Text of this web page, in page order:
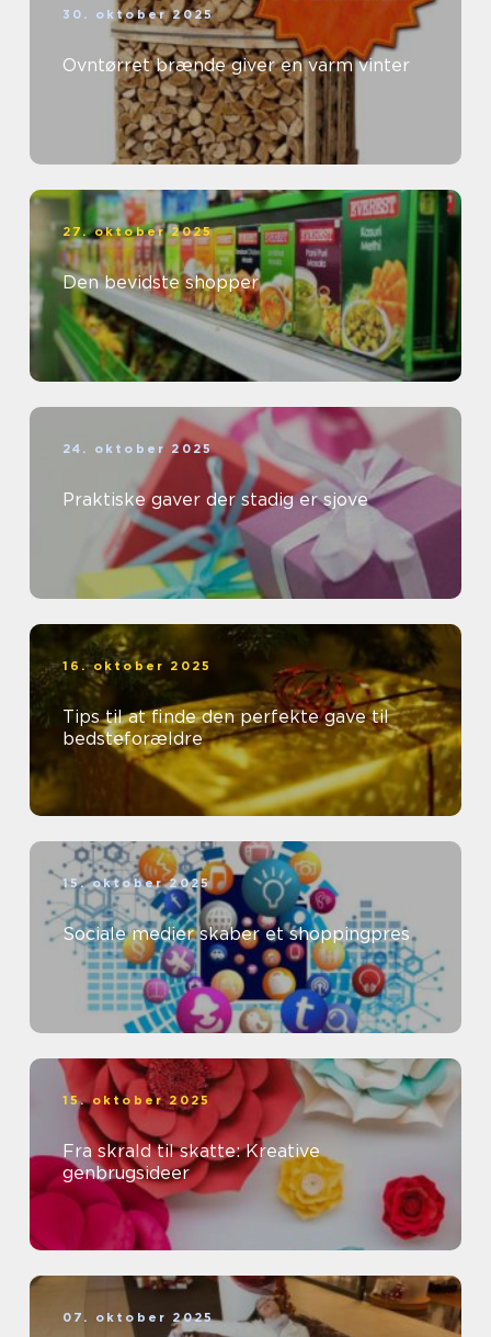
30. oktober 2025
Ovntørret brænde giver en varm vinter
27. oktober 2025
Den bevidste shopper
24. oktober 2025
Praktiske gaver der stadig er sjove
16. oktober 2025
Tips til at finde den perfekte gave til
bedsteforældre
15. oktober 2025
Sociale medier skaber et shoppingpres
15. oktober 2025
Fra skrald til skatte: Kreative
genbrugsideer
07. oktober 2025